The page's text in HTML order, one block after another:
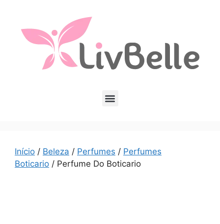
Início / Beleza / Perfumes / Perfumes
Boticario / Perfume Do Boticario